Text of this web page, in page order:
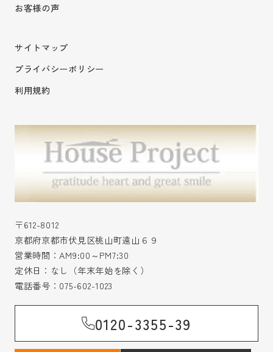
お客様の声
サイトマップ
プライバシーポリシー
利用規約
〒612-8012
京都府京都市伏見区桃山町遠山６９
営業時間：AM9:00～PM7:30
定休日：なし（年末年始を除く）
電話番号： 075-602-1023
0120-3355-39